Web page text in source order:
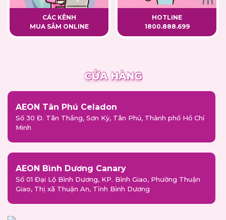
CÁC KÊNH
MUA SẮM ONLINE
HOTLINE
1800.888.699
CỬA HÀNG
AEON Tân Phú Celadon
Số 30 Đ. Tân Thắng, Sơn Kỳ, Tân Phú, Thành phố Hồ Chí
Minh
AEON Bình Dương Canary
Số 01 Đại Lộ Bình Dương, KP. Bình Giao, Phường Thuận
Giao, Thị xã Thuận An, Tỉnh Bình Dương